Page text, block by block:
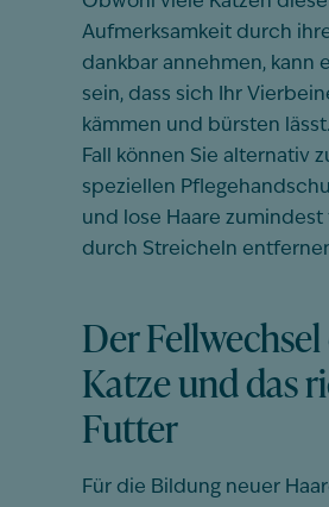
Aufmerksamkeit durch
dankbar annehmen, kann
sein, dass sich Ihr
kämmen und bürsten
Fall können Sie alternativ
speziellen
und lose Haare zumindest
durch Streicheln
Der
Katze und das
Futter
Für die Bildung neuer